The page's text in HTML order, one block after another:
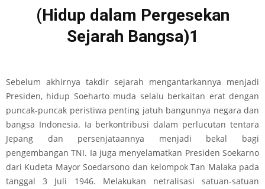
(Hidup dalam Pergesekan
Sejarah Bangsa)1
Sebelum akhirnya takdir sejarah mengantarkannya menjadi
Presiden, hidup Soeharto muda selalu berkaitan erat dengan
puncak-puncak peristiwa penting jatuh bangunnya negara dan
bangsa Indonesia. Ia berkontribusi dalam perlucutan tentara
Jepang dan persenjataannya menjadi bekal bagi
pengembangan TNI. Ia juga menyelamatkan Presiden Soekarno
dari Kudeta Mayor Soedarsono dan kelompok Tan Malaka pada
tanggal 3 Juli 1946. Melakukan netralisasi satuan-satuan